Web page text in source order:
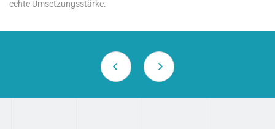
echte Umsetzungsstärke.